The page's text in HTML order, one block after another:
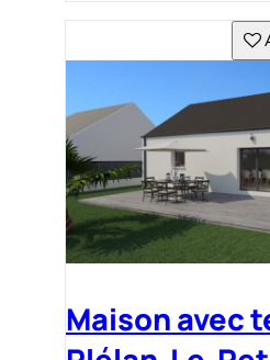
Maison avec